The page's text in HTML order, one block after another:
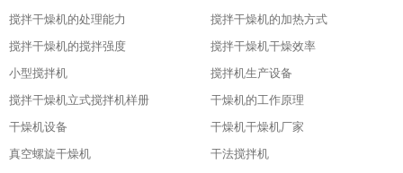
搅拌干燥机的处理能力
搅拌干燥机的加热方式
搅拌干燥机的搅拌强度
搅拌干燥机干燥效率
小型搅拌机
搅拌机生产设备
搅拌干燥机立式搅拌机样册
干燥机的工作原理
干燥机设备
干燥机干燥机厂家
真空螺旋干燥机
干法搅拌机